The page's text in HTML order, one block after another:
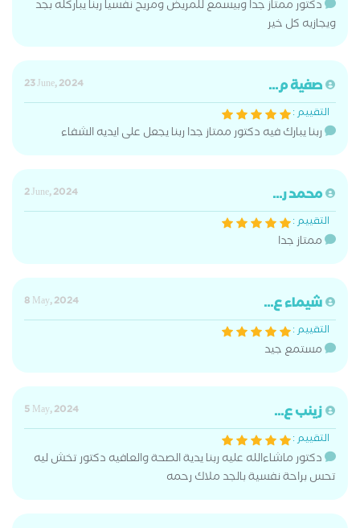
دكتور ممتاز جدا وبيسمع للمريض ومريح نفسيا ربنا يباركله بجد
ويجازيه كل خير
صفية م...
23 June, 2024
التقييم :
ربنا يبارك فيه دكتور ممتاز جدا ربنا يجعل على ايديه الشفاء
محمد ر...
2 June, 2024
التقييم :
ممتاز جدا
شيماء ع...
8 May, 2024
التقييم :
مستمع جيد
زينب ع...
5 May, 2024
التقييم :
دكتور ماشاءالله عليه ربنا يدية الصحة والعافيه دكتور تخش ليه
تحس براحة نفسية بالجد ملاك رحمه